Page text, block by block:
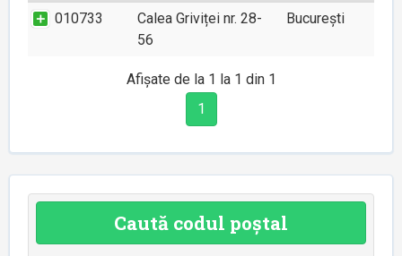
010733
Calea Griviței nr. 28-
56
București
Afișate de la 1 la 1 din 1
1
Caută codul poștal